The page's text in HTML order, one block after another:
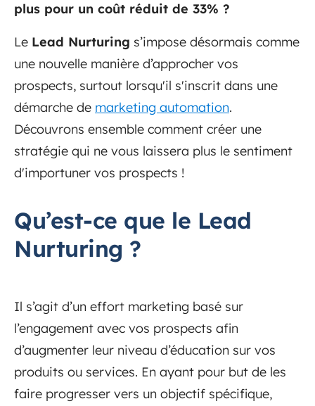
plus pour un coût réduit de 33% ?
Le Lead Nurturing s’impose désormais comme
une nouvelle manière d’approcher vos
prospects, surtout lorsqu'il s'inscrit dans une
démarche de marketing automation.
Découvrons ensemble comment créer une
stratégie qui ne vous laissera plus le sentiment
d'importuner vos prospects !
Qu’est-ce que le Lead
Nurturing ?
Il s’agit d’un effort marketing basé sur
l’engagement avec vos prospects afin
d’augmenter leur niveau d’éducation sur vos
produits ou services. En ayant pour but de les
faire progresser vers un objectif spécifique,